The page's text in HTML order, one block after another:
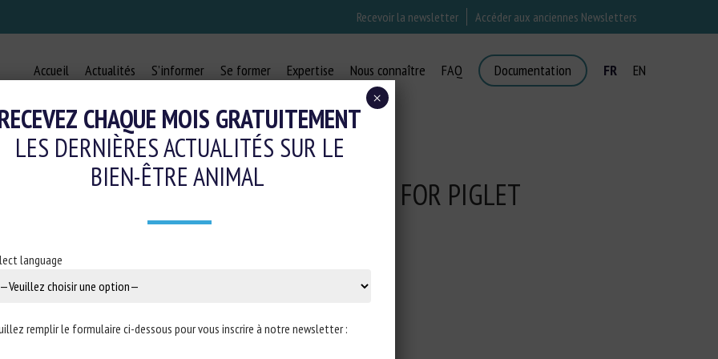
Recevoir la newsletter Accéder aux anciennes Newsletters
Accueil Actualités S’informer Se former Expertise Nous connaître FAQ Documentation FR EN
CAN NOW ADMINISTER ANESTHESIA FOR PIGLET
CASTRATION
CHAQUE MOIS GRATUITEMENT
LES DERNIÈRES ACTUALITÉS SUR LE
BIEN-ÊTRE ANIMAL
language
remplir le formulaire ci-dessous pour vous inscrire à notre newsletter :
×